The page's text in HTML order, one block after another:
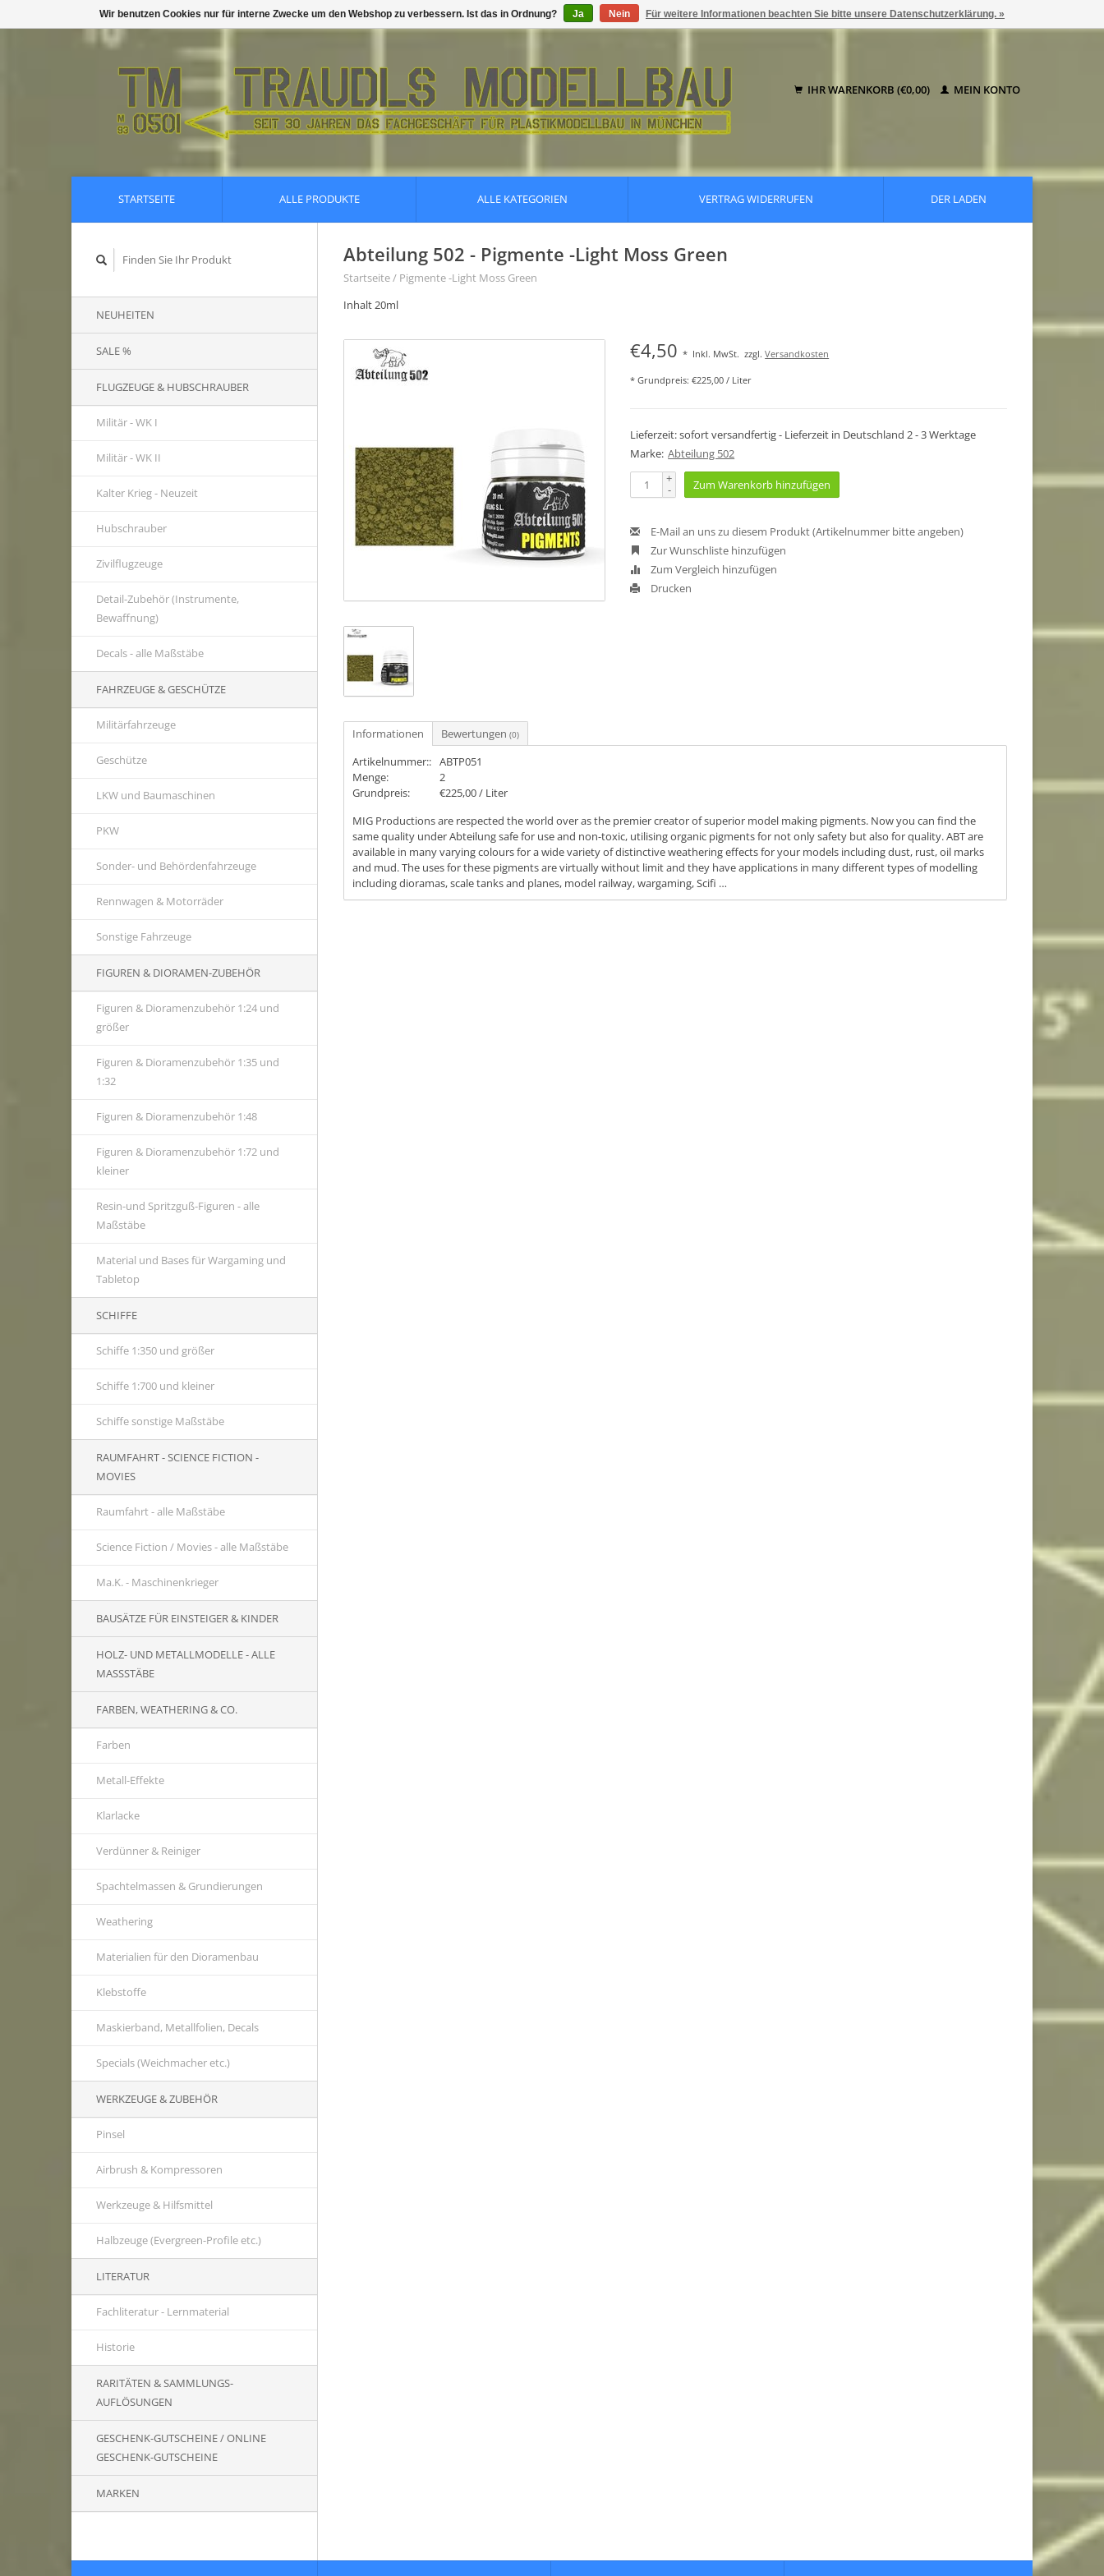
IHR WARENKORB (€0,00) MEIN KONTO
STARTSEITE ALLE PRODUKTE ALLE KATEGORIEN VERTRAG WIDERRUFEN DER LADEN
NEUHEITEN
SALE %
FLUGZEUGE & HUBSCHRAUBER
Militär - WK I
Militär - WK II
Kalter Krieg - Neuzeit
Hubschrauber
Zivilflugzeuge
Detail-Zubehör (Instrumente,
Bewaffnung)
Decals - alle Maßstäbe
FAHRZEUGE & GESCHÜTZE
Militärfahrzeuge
Geschütze
LKW und Baumaschinen
PKW
Sonder- und Behördenfahrzeuge
Rennwagen & Motorräder
Sonstige Fahrzeuge
FIGUREN & DIORAMEN-ZUBEHÖR
Figuren & Dioramenzubehör 1:24 und
größer
Figuren & Dioramenzubehör 1:35 und
1:32
Figuren & Dioramenzubehör 1:48
Figuren & Dioramenzubehör 1:72 und
kleiner
Resin-und Spritzguß-Figuren - alle
Maßstäbe
Material und Bases für Wargaming und
Tabletop
SCHIFFE
Schiffe 1:350 und größer
Schiffe 1:700 und kleiner
Schiffe sonstige Maßstäbe
RAUMFAHRT - SCIENCE FICTION -
MOVIES
Raumfahrt - alle Maßstäbe
Science Fiction / Movies - alle Maßstäbe
Ma.K. - Maschinenkrieger
BAUSÄTZE FÜR EINSTEIGER & KINDER
HOLZ- UND METALLMODELLE - ALLE
MASSSTÄBE
FARBEN, WEATHERING & CO.
Farben
Metall-Effekte
Klarlacke
Verdünner & Reiniger
Spachtelmassen & Grundierungen
Weathering
Materialien für den Dioramenbau
Klebstoffe
Maskierband, Metallfolien, Decals
Specials (Weichmacher etc.)
WERKZEUGE & ZUBEHÖR
Pinsel
Airbrush & Kompressoren
Werkzeuge & Hilfsmittel
Halbzeuge (Evergreen-Profile etc.)
LITERATUR
Fachliteratur - Lernmaterial
Historie
RARITÄTEN & SAMMLUNGS-
AUFLÖSUNGEN
GESCHENK-GUTSCHEINE / ONLINE
GESCHENK-GUTSCHEINE
MARKEN
Abteilung 502 - Pigmente -Light Moss Green
Startseite/ Pigmente -Light Moss Green
Inhalt 20ml
€4,50* Inkl. MwSt. zzgl.Versandkosten
* Grundpreis: €225,00 / Liter
Lieferzeit: sofort versandfertig - Lieferzeit in Deutschland 2 - 3 Werktage
Marke: Abteilung 502
+
- Zum Warenkorb hinzufügen
E-Mail an uns zu diesem Produkt (Artikelnummer bitte angeben)
Zur Wunschliste hinzufügen
Zum Vergleich hinzufügen
Drucken
Informationen Bewertungen (0)
Artikelnummer:: ABTP051
Menge:
2
Grundpreis:
€225,00 / Liter
MIG Productions are respected the world over as the premier creator of superior model making pigments. Now you can find the
same quality under Abteilung safe for use and non-toxic, utilising organic pigments for not only safety but also for quality. ABT are
available in many varying colours for a wide variety of distinctive weathering effects for your models including dust, rust, oil marks
and mud. The uses for these pigments are virtually without limit and they have applications in many different types of modelling
including dioramas, scale tanks and planes, model railway, wargaming, Scifi …
Wir benutzen Cookies nur für interne Zwecke um den Webshop zu verbessern. Ist das in Ordnung? Ja Nein Für weitere Informationen beachten Sie bitte unsere Datenschutzerklärung. »